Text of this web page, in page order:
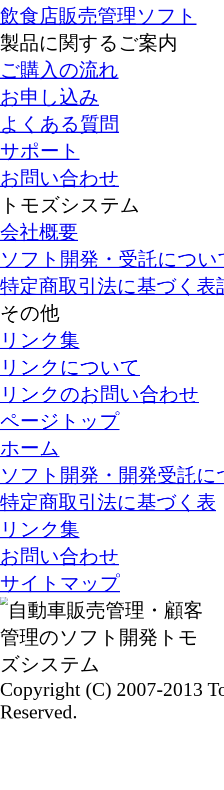
飲食店販売管理ソフト
製品に関するご案内
ご購入の流れ
お申し込み
よくある質問
サポート
お問い合わせ
トモズシステム
会社概要
ソフト開発・受託につい
特定商取引法に基づく表
その他
リンク集
リンクについて
リンクのお問い合わせ
ページトップ
ホーム
ソフト開発・開発受託に
特定商取引法に基づく表
リンク集
お問い合わせ
サイトマップ
Copyright (C) 2007-2013
Reserved.